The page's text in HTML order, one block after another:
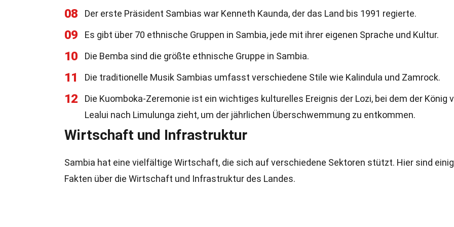
08 Der erste Präsident Sambias war Kenneth Kaunda, der das Land bis 1991 regierte.
09 Es gibt über 70 ethnische Gruppen in Sambia, jede mit ihrer eigenen Sprache und Kultur.
10 Die Bemba sind die größte ethnische Gruppe in Sambia.
11 Die traditionelle Musik Sambias umfasst verschiedene Stile wie Kalindula und Zamrock.
12
Die Kuomboka-Zeremonie ist ein wichtiges kulturelles Ereignis der Lozi, bei dem der König
Lealui nach Limulunga zieht, um der jährlichen Überschwemmung zu entkommen.
Wirtschaft und Infrastruktur
Sambia hat eine vielfältige Wirtschaft, die sich auf verschiedene Sektoren stützt. Hier sind
Fakten über die Wirtschaft und Infrastruktur des Landes.